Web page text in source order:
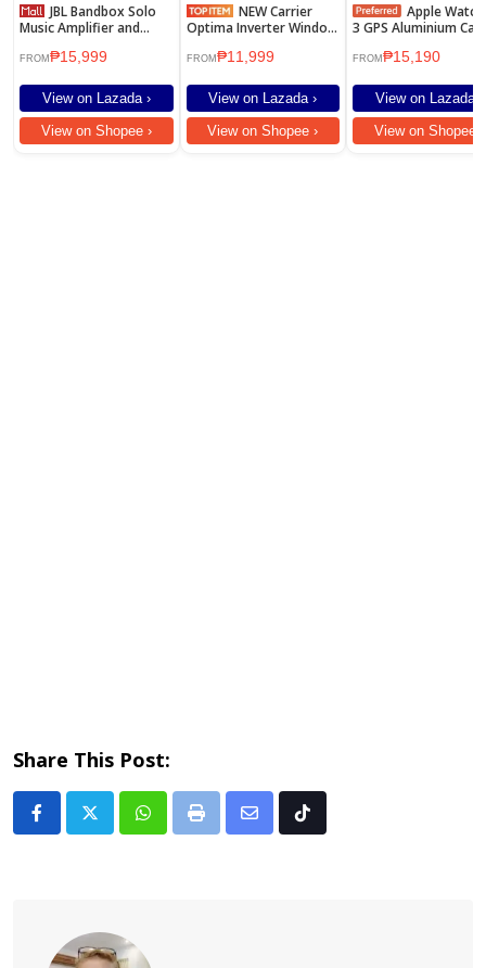
JBL Bandbox Solo
Music Amplifier and
FROM ₱15,999
View on Lazada ›
View on Shopee ›
Optima Inverter Window
0.5HP
FROM ₱11,999
View on Lazada ›
View on Shopee ›
Apple Watch SE
3 GPS Aluminium
FROM₱15,190
View on Lazada ›
View on Shopee ›
Share This Post:
Whatsapp
Print
Share Tiktok